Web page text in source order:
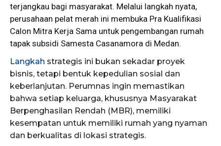
terjangkau bagi masyarakat. Melalui langkah nyata,
perusahaan pelat merah ini membuka Pra Kualifikasi
Calon Mitra Kerja Sama untuk pengembangan rumah
tapak subsidi Samesta Casanamora di Medan.
Langkah strategis ini bukan sekadar proyek
bisnis, tetapi bentuk kepedulian sosial dan
keberlanjutan. Perumnas ingin memastikan
bahwa setiap keluarga, khususnya Masyarakat
Berpenghasilan Rendah (MBR), memiliki
kesempatan untuk memiliki rumah yang nyaman
dan berkualitas di lokasi strategis.